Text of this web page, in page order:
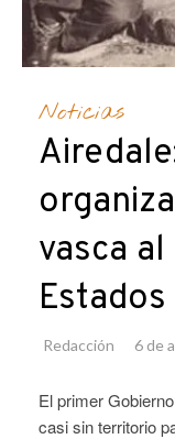
Noticias
vasca
Redacción 6 de
El primer
casi sin territorio